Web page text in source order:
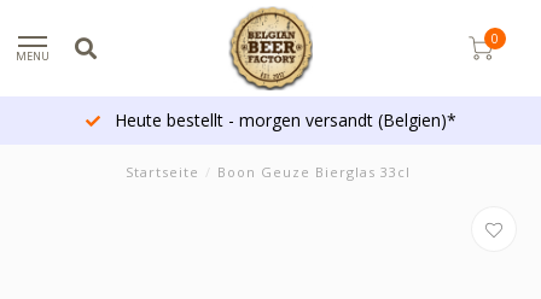
MENU
0
Heute bestellt - morgen versandt (Belgien)*
Startseite / Boon Geuze Bierglas 33cl